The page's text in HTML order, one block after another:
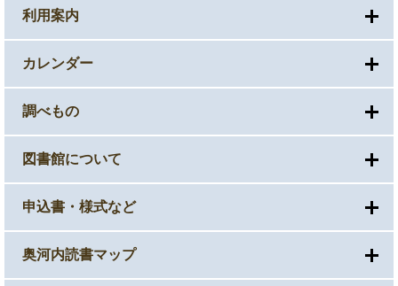
利用案内
カレンダー
調べもの
図書館について
申込書・様式など
奥河内読書マップ